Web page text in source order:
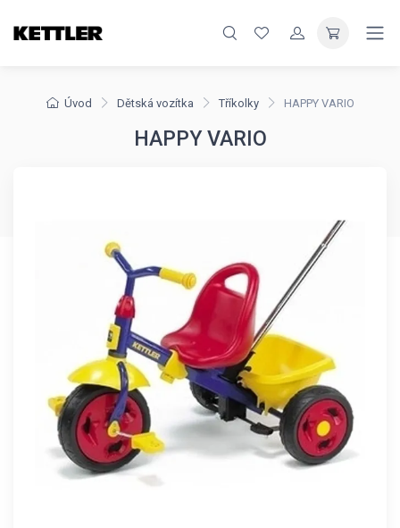
Úvod Dětská vozítka Tříkolky HAPPY VARIO
HAPPY VARIO